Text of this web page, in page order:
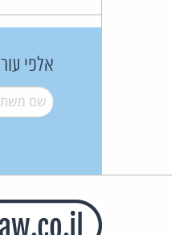
אלפי
שם משתמש